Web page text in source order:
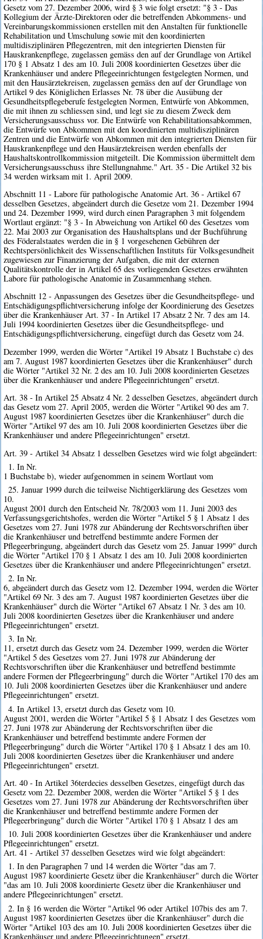
Gesetz vom 27. Dezember 2006, wird § 3 wie folgt ersetzt: "§ 3 - Das
Kollegium der Ärzte-Direktoren oder die betreffenden Abkommens- und
Vereinbarungskommissionen erstellen mit den Anstalten für funktionelle
Rehabilitation und Umschulung sowie mit den koordinierten
multidisziplinären Pflegezentren, mit den integrierten Diensten für
Hauskrankenpflege, zugelassen gemäss den auf der Grundlage von Artikel
170 § 1 Absatz 1 des am 10. Juli 2008 koordinierten Gesetzes über die
Krankenhäuser und andere Pflegeeinrichtungen festgelegten Normen, und
mit den Hausärztekreisen, zugelassen gemäss den auf der Grundlage von
Artikel 9 des Königlichen Erlasses Nr. 78 über die Ausübung der
Gesundheitspflegeberufe festgelegten Normen, Entwürfe von Abkommen,
die mit ihnen zu schliessen sind, und legt sie zu diesem Zweck dem
Versicherungsausschuss vor. Die Entwürfe von Rehabilitationsabkommen,
die Entwürfe von Abkommen mit den koordinierten multidisziplinären
Zentren und die Entwürfe von Abkommen mit den integrierten Diensten für
Hauskrankenpflege und den Hausärztekreisen werden ebenfalls der
Haushaltskontrollkommission mitgeteilt. Die Kommission übermittelt dem
Versicherungsausschuss ihre Stellungnahme." Art. 35 - Die Artikel 32 bis
34 werden wirksam mit 1. April 2009.
Abschnitt 11 - Labore für pathologische Anatomie Art. 36 - Artikel 67
desselben Gesetzes, abgeändert durch die Gesetze vom 21. Dezember 1994
und 24. Dezember 1999, wird durch einen Paragraphen 3 mit folgendem
Wortlaut ergänzt: "§ 3 - In Abweichung von Artikel 60 des Gesetzes vom
22. Mai 2003 zur Organisation des Haushaltsplans und der Buchführung
des Föderalstaates werden die in § 1 vorgesehenen Gebühren der
Rechtspersönlichkeit des Wissenschaftlichen Instituts für Volksgesundheit
zugewiesen zur Finanzierung der Aufgaben, die mit der externen
Qualitätskontrolle der in Artikel 65 des vorliegenden Gesetzes erwähnten
Labore für pathologische Anatomie in Zusammenhang stehen.
Abschnitt 12 - Anpassungen des Gesetzes über die Gesundheitspflege- und
Entschädigungspflichtversicherung infolge der Koordinierung des Gesetzes
über die Krankenhäuser Art. 37 - In Artikel 17 Absatz 2 Nr. 7 des am 14.
Juli 1994 koordinierten Gesetzes über die Gesundheitspflege- und
Entschädigungspflichtversicherung, eingefügt durch das Gesetz vom 24.
Dezember 1999, werden die Wörter "Artikel 19 Absatz 1 Buchstabe c) des
am 7. August 1987 koordinierten Gesetzes über die Krankenhäuser" durch
die Wörter "Artikel 32 Nr. 2 des am 10. Juli 2008 koordinierten Gesetzes
über die Krankenhäuser und andere Pflegeeinrichtungen" ersetzt.
Art. 38 - In Artikel 25 Absatz 4 Nr. 2 desselben Gesetzes, abgeändert durch
das Gesetz vom 27. April 2005, werden die Wörter "Artikel 90 des am 7.
August 1987 koordinierten Gesetzes über die Krankenhäuser" durch die
Wörter "Artikel 97 des am 10. Juli 2008 koordinierten Gesetzes über die
Krankenhäuser und andere Pflegeeinrichtungen" ersetzt.
Art. 39 - Artikel 34 Absatz 1 desselben Gesetzes wird wie folgt abgeändert:
1. In Nr.
1 Buchstabe b), wieder aufgenommen in seinem Wortlaut vom
25. Januar 1999 durch die teilweise Nichtigerklärung des Gesetzes vom
10.
August 2001 durch den Entscheid Nr. 78/2003 vom 11. Juni 2003 des
Verfassungsgerichtshofes, werden die Wörter "Artikel 5 § 1 Absatz 1 des
Gesetzes vom 27. Juni 1978 zur Abänderung der Rechtsvorschriften über
die Krankenhäuser und betreffend bestimmte andere Formen der
Pflegeerbringung, abgeändert durch das Gesetz vom 25. Januar 1999" durch
die Wörter "Artikel 170 § 1 Absatz 1 des am 10. Juli 2008 koordinierten
Gesetzes über die Krankenhäuser und andere Pflegeeinrichtungen" ersetzt.
2. In Nr.
6, abgeändert durch das Gesetz vom 12. Dezember 1994, werden die Wörter
"Artikel 69 Nr. 3 des am 7. August 1987 koordinierten Gesetzes über die
Krankenhäuser" durch die Wörter "Artikel 67 Absatz 1 Nr. 3 des am 10.
Juli 2008 koordinierten Gesetzes über die Krankenhäuser und andere
Pflegeeinrichtungen" ersetzt.
3. In Nr.
11, ersetzt durch das Gesetz vom 24. Dezember 1999, werden die Wörter
"Artikel 5 des Gesetzes vom 27. Juni 1978 zur Abänderung der
Rechtsvorschriften über die Krankenhäuser und betreffend bestimmte
andere Formen der Pflegeerbringung" durch die Wörter "Artikel 170 des am
10. Juli 2008 koordinierten Gesetzes über die Krankenhäuser und andere
Pflegeeinrichtungen" ersetzt.
4. In Artikel 13, ersetzt durch das Gesetz vom 10.
August 2001, werden die Wörter "Artikel 5 § 1 Absatz 1 des Gesetzes vom
27. Juni 1978 zur Abänderung der Rechtsvorschriften über die
Krankenhäuser und betreffend bestimmte andere Formen der
Pflegeerbringung" durch die Wörter "Artikel 170 § 1 Absatz 1 des am 10.
Juli 2008 koordinierten Gesetzes über die Krankenhäuser und andere
Pflegeeinrichtungen" ersetzt.
Art. 40 - In Artikel 36terdecies desselben Gesetzes, eingefügt durch das
Gesetz vom 22. Dezember 2008, werden die Wörter "Artikel 5 § 1 des
Gesetzes vom 27. Juni 1978 zur Abänderung der Rechtsvorschriften über
die Krankenhäuser und betreffend bestimmte andere Formen der
Pflegeerbringung" durch die Wörter "Artikel 170 § 1 Absatz 1 des am
10. Juli 2008 koordinierten Gesetzes über die Krankenhäuser und andere
Pflegeeinrichtungen" ersetzt.
Art. 41 - Artikel 37 desselben Gesetzes wird wie folgt abgeändert:
1. In den Paragraphen 7 und 14 werden die Wörter "das am 7.
August 1987 koordinierte Gesetz über die Krankenhäuser" durch die Wörter
"das am 10. Juli 2008 koordinierte Gesetz über die Krankenhäuser und
andere Pflegeeinrichtungen" ersetzt.
2. In § 16 werden die Wörter "Artikel 96 oder Artikel 107bis des am 7.
August 1987 koordinierten Gesetzes über die Krankenhäuser" durch die
Wörter "Artikel 103 des am 10. Juli 2008 koordinierten Gesetzes über die
Krankenhäuser und andere Pflegeeinrichtungen" ersetzt.